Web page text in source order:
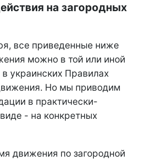
на загородных
все приведенные ниже
можно в той или иной
украинских Правилах
Но мы приводим
в практически-
- на конкретных
движения по загородной